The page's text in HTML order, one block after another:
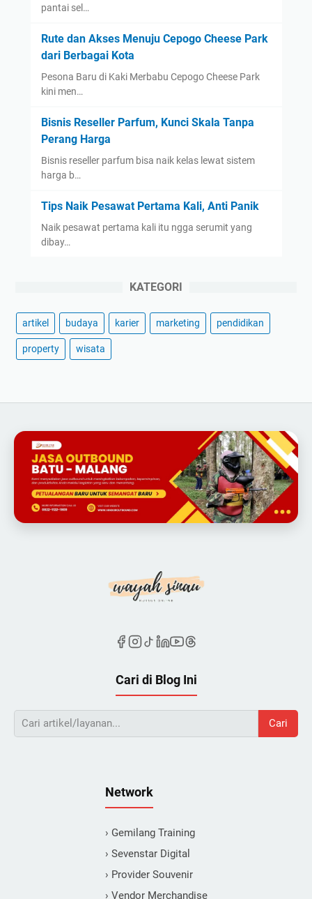
pantai sel…
Rute dan Akses Menuju Cepogo Cheese Park
dari Berbagai Kota
Pesona Baru di Kaki Merbabu Cepogo Cheese Park
kini men…
Bisnis Reseller Parfum, Kunci Skala Tanpa
Perang Harga
Bisnis reseller parfum bisa naik kelas lewat sistem
harga b…
Tips Naik Pesawat Pertama Kali, Anti Panik
Naik pesawat pertama kali itu ngga serumit yang
dibay…
KATEGORI
artikel budaya karier marketing pendidikan
property wisata
Cari di Blog Ini
Cari
Network
› Gemilang Training
› Sevenstar Digital
› Provider Souvenir
› Vendor Merchandise